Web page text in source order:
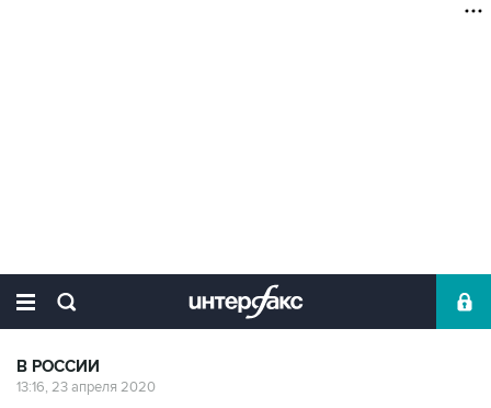
В РОССИИ
13:16, 23 апреля 2020